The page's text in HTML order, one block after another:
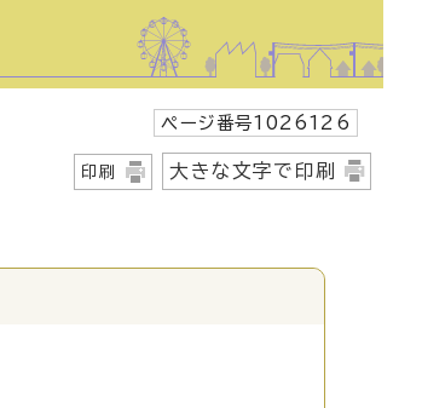
ページ番号1026126
印刷 大きな文字で印刷